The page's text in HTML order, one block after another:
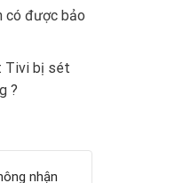
có được bảo
Tivi bị sét
?
nhận